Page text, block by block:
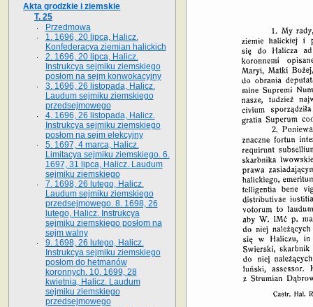
Akta grodzkie i ziemskie
T. 25
Przedmowa
1. 1696, 20 lipca, Halicz.
Konfederacya ziemian halickich
2. 1696, 20 lipca, Halicz.
Instrukcya sejmiku ziemskiego
posłom na sejm konwokacyjny
3. 1696, 26 listopada, Halicz.
Laudum sejmiku ziemskiego
przedsejmowego
4. 1696, 26 listopada, Halicz.
Instrukcya sejmiku ziemskiego
posłom na sejm elekcyjny
5. 1697, 4 marca, Halicz.
Limitacya sejmiku ziemskiego. 6.
1697, 31 lipca, Halicz. Laudum
sejmiku ziemskiego
7. 1698, 26 lutego, Halicz.
Laudum sejmiku ziemskiego
przedsejmowego. 8. 1698, 26
lutego, Halicz. Instrukcya
sejmiku ziemskiego posłom na
sejm walny
9. 1698, 26 lutego, Halicz.
Instrukcya sejmiku ziemskiego
posłom do hetmanów
koronnych. 10. 1699, 28
kwietnia, Halicz. Laudum
sejmiku ziemskiego
przedsejmowego